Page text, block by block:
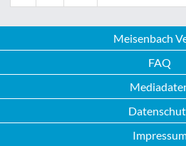
Meisenbach
FAQ